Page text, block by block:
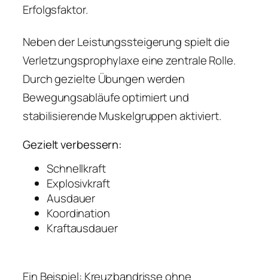
Erfolgsfaktor.
Neben der Leistungssteigerung spielt die
Verletzungsprophylaxe eine zentrale Rolle.
Durch gezielte Übungen werden
Bewegungsabläufe optimiert und
stabilisierende Muskelgruppen aktiviert.
Gezielt verbessern:
Schnellkraft
Explosivkraft
Ausdauer
Koordination
Kraftausdauer
Ein Beispiel: Kreuzbandrisse ohne